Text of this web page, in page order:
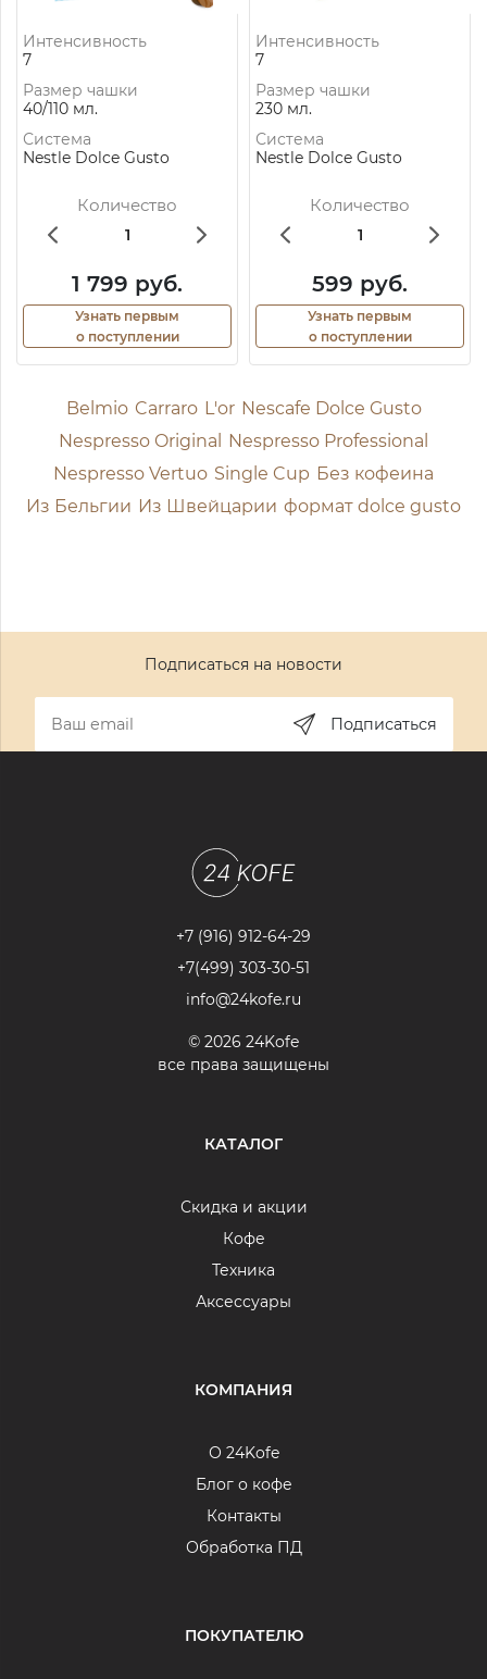
Интенсивность
7
Размер чашки
40/110 мл.
Система
Nestle Dolce Gusto
Количество
1 799 руб.
Узнать первым
о поступлении
Интенсивность
7
Размер чашки
230 мл.
Система
Nestle Dolce Gusto
Количество
599 руб.
Узнать первым
о поступлении
Belmio Carraro L'or Nescafe Dolce Gusto
Nespresso Original
Nespresso Professional
Nespresso Vertuo Single Cup Без кофеина
Из Бельгии Из Швейцарии формат dolce gusto
Подписаться на новости
Подписаться
+7 (916) 912-64-29
+7(499) 303-30-51
info@24kofe.ru
© 2026 24Kofe
все права защищены
КАТАЛОГ
Скидка и акции
Кофе
Техника
Аксессуары
КОМПАНИЯ
О 24Kofe
Блог о кофе
Контакты
Обработка ПД
ПОКУПАТЕЛЮ